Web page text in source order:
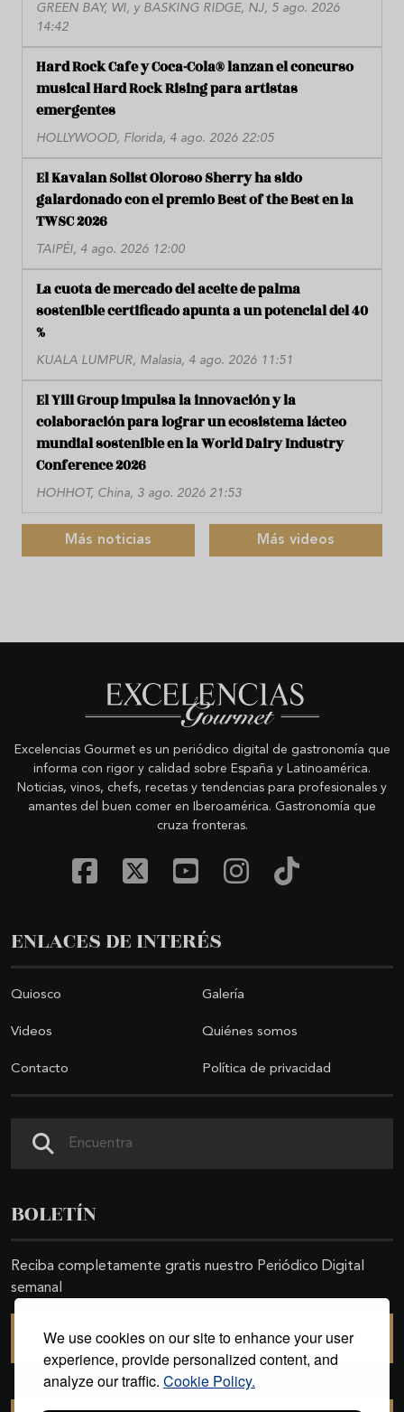
We use cookies on our site to enhance your user
experience, provide personalized content, and
analyze our traffic. Cookie Policy.
GREEN BAY, WI, y BASKING RIDGE, NJ, 5 ago. 2026
14:42
Hard Rock Cafe y Coca-Cola® lanzan el concurso
musical Hard Rock Rising para artistas
emergentes
HOLLYWOOD, Florida, 4 ago. 2026 22:05
El Kavalan Solist Oloroso Sherry ha sido
galardonado con el premio Best of the Best en la
TWSC 2026
TAIPÉI, 4 ago. 2026 12:00
La cuota de mercado del aceite de palma
sostenible certificado apunta a un potencial del 40
%
KUALA LUMPUR, Malasia, 4 ago. 2026 11:51
El Yili Group impulsa la innovación y la
colaboración para lograr un ecosistema lácteo
mundial sostenible en la World Dairy Industry
Conference 2026
HOHHOT, China, 3 ago. 2026 21:53
Más noticias Más videos
Excelencias Gourmet es un periódico digital de gastronomía que
informa con rigor y calidad sobre España y Latinoamérica.
Noticias, vinos, chefs, recetas y tendencias para profesionales y
amantes del buen comer en Iberoamérica. Gastronomía que
cruza fronteras.
ENLACES DE INTERÉS
Quiosco Galería
Videos Quiénes somos
Contacto Política de privacidad
BOLETÍN
Reciba completamente gratis nuestro Periódico Digital
semanal
SUSCRIBIRSE